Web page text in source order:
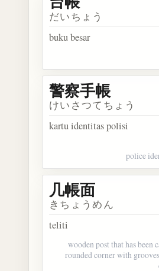
だいちょう
buku besar
警察手帳
けいさつてちょう
kartu identitas polisi
police
几帳面
きちょうめん
teliti
wooden post that has been
rounded corner with